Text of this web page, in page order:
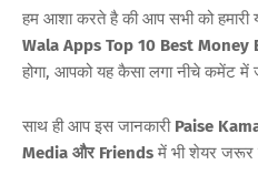
हम आशा करते है की आप सभी को हमारी
Wala Apps Top 10 Best
होगा, आपको यह कैसा लगा नीचे कमेंट में
साथ ही आप इस जानकारी Paise
Media और Friends में भी शेयर जरूर